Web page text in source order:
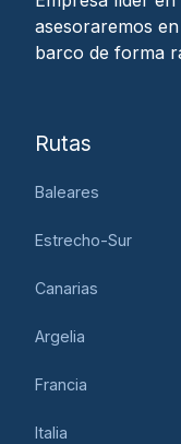
asesoraremos
barco de forma
Rutas
Baleares
Estrecho-Sur
Canarias
Argelia
Francia
Italia